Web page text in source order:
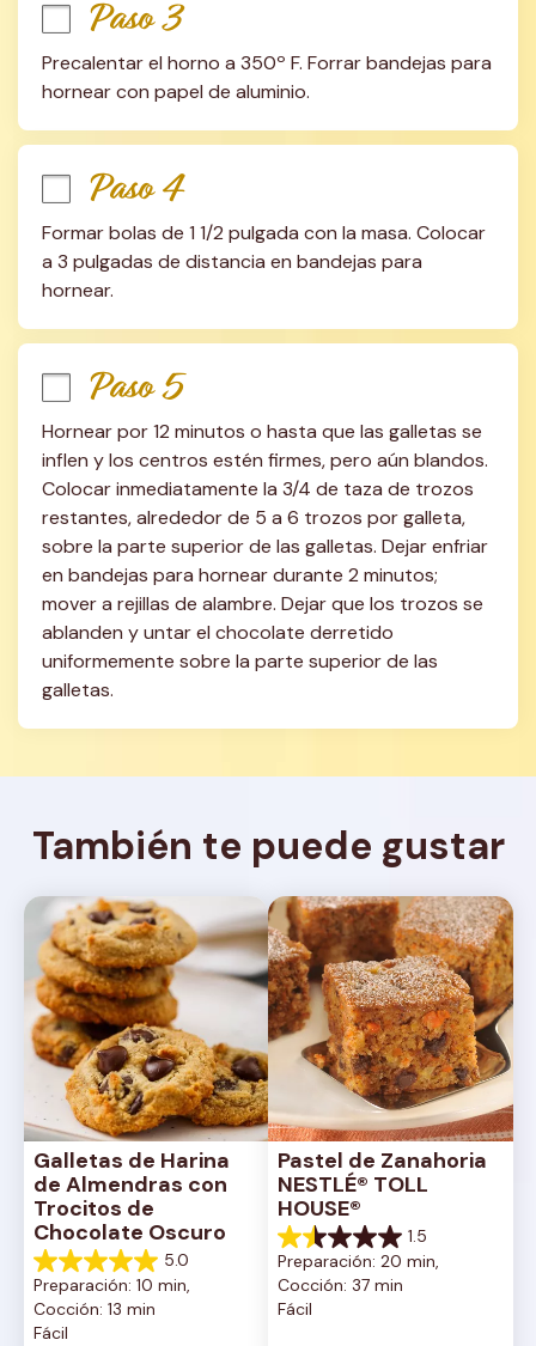
Paso 3
Precalentar el horno a 350º F. Forrar bandejas para
hornear con papel de aluminio.
Paso 4
Formar bolas de 1 1/2 pulgada con la masa. Colocar
a 3 pulgadas de distancia en bandejas para
hornear.
Paso 5
Hornear por 12 minutos o hasta que las galletas se
inflen y los centros estén firmes, pero aún blandos.
Colocar inmediatamente la 3/4 de taza de trozos
restantes, alrededor de 5 a 6 trozos por galleta,
sobre la parte superior de las galletas. Dejar enfriar
en bandejas para hornear durante 2 minutos;
mover a rejillas de alambre. Dejar que los trozos se
ablanden y untar el chocolate derretido
uniformemente sobre la parte superior de las
galletas.
También te puede gustar
Galletas de Harina
de Almendras con
Trocitos de
Chocolate Oscuro
5.0
5.0
de
5
estrellas.
Preparación: 10 min,
Cocción: 13 min
Fácil
Pastel de Zanahoria
NESTLÉ® TOLL
HOUSE®
1.5
1.5
de
5
estrellas.
Preparación: 20 min,
Cocción: 37 min
Fácil